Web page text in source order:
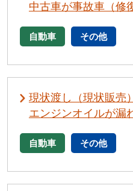
中古車が事故車（修
自動車 その他
現状渡し（現状販売
エンジンオイルが漏
自動車 その他